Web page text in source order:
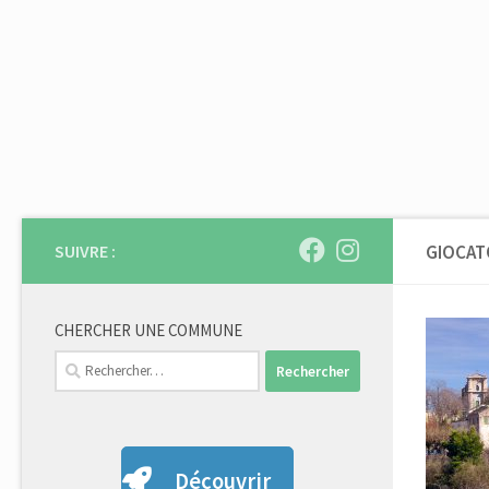
SUIVRE :
CHERCHER UNE COMMUNE
Rechercher :
Découvrir